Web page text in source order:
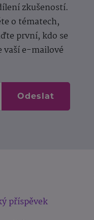
zkušeností.
o tématech,
první, kdo se
vaší e-mailové
Odeslat
příspěvek